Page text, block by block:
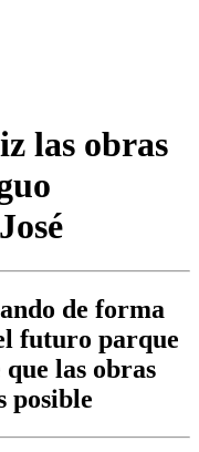
las obras
de forma
futuro parque
las obras
posible